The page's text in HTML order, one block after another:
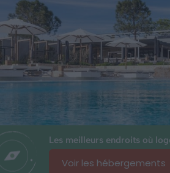
Les meilleurs endroits où
Voir les hébergements